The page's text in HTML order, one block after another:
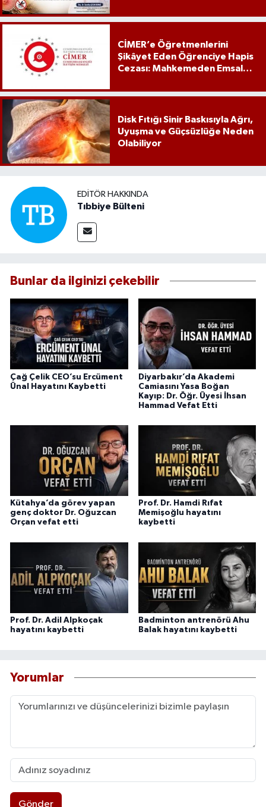
CİMER’e Öğretmenlerini
Şikâyet Eden Öğrenciye Hapis
Cezası: Mahkemeden Emsal
Disk Fıtığı Sinir Baskısıyla Ağrı,
Uyuşma ve Güçsüzlüğe Neden
Olabiliyor
EDITÖR HAKKINDA
Tıbbiye Bülteni
Bunlar da ilginizi çekebilir
Çağ Çelik CEO’su Ercüment
Ünal Hayatını Kaybetti
Diyarbakır’da Akademi
Camiasını Yasa Boğan
Kayıp: Dr. Öğr. Üyesi İhsan
Hammad Vefat Etti
Kütahya’da görev yapan
genç doktor Dr. Oğuzcan
Orçan vefat etti
Prof. Dr. Hamdi Rıfat
Memişoğlu hayatını
kaybetti
Prof. Dr. Adil Alpkoçak
hayatını kaybetti
Badminton antrenörü Ahu
Balak hayatını kaybetti
Yorumlar
Gönder